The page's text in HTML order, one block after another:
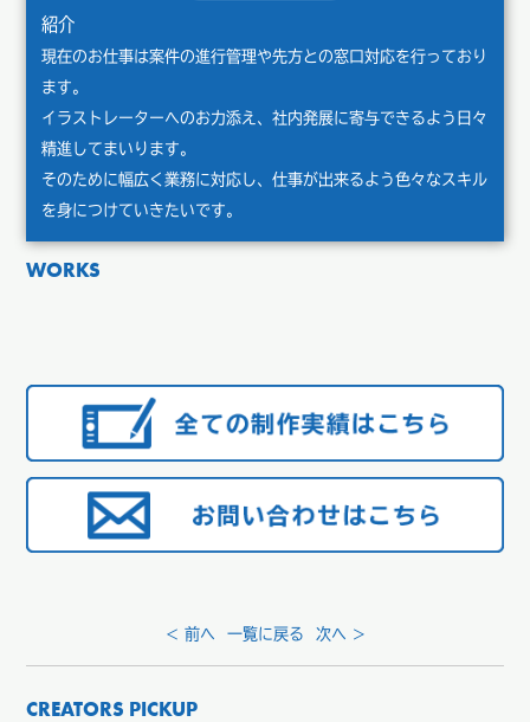
紹介
現在のお仕事は案件の進行管理や先方との窓口対応を行っており
ます。
イラストレーターへのお力添え、社内発展に寄与できるよう日々
精進してまいります。
そのために幅広く業務に対応し、仕事が出来るよう色々なスキル
を身につけていきたいです。
WORKS
< 前へ 一覧に戻る 次へ >
CREATORS PICKUP